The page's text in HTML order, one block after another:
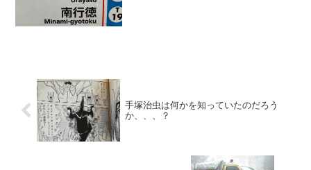
手塚治虫は何かを知っていたのだろう
か、、、？